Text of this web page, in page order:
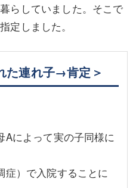
らしていました。そこで
定しました。
た連れ子→肯定＞
によって実の子同様に
症）で入院することに